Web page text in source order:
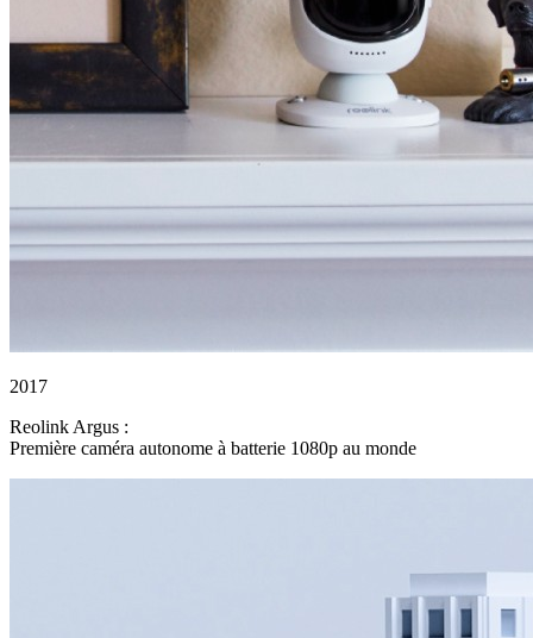
2017
Reolink Argus :
Première caméra autonome à batterie 1080p au monde